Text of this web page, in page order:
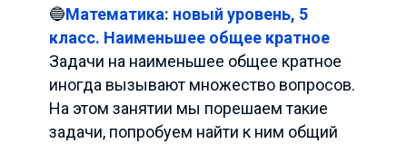
🔵Математика: новый уровень, 5
класс. Наименьшее общее кратное
Задачи на наименьшее общее кратное
иногда вызывают множество вопросов.
На этом занятии мы порешаем такие
задачи, попробуем найти к ним общий